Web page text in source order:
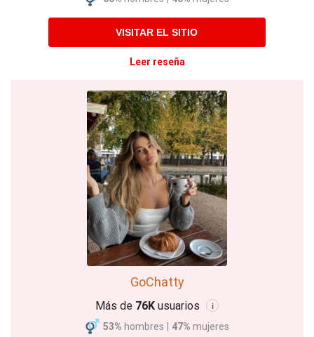
VISITAR EL SITIO
Leer reseña
GoChatty
Más de 76K usuarios i
53% hombres 47% mujeres